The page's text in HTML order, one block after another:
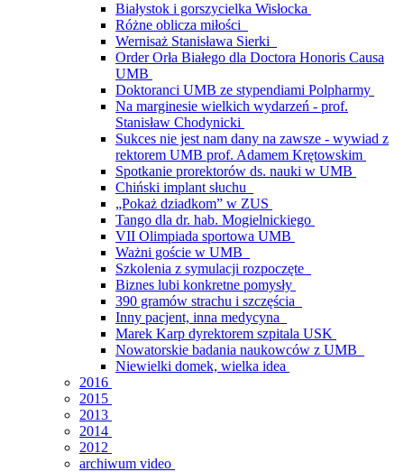
Białystok i gorszycielka Wisłocka
Różne oblicza miłości
Wernisaż Stanisława Sierki
Order Orła Białego dla Doctora Honoris Causa
UMB
Doktoranci UMB ze stypendiami Polpharmy
Na marginesie wielkich wydarzeń - prof.
Stanisław Chodynicki
Sukces nie jest nam dany na zawsze - wywiad z
rektorem UMB prof. Adamem Krętowskim
Spotkanie prorektorów ds. nauki w UMB
Chiński implant słuchu
„Pokaż dziadkom” w ZUS
Tango dla dr. hab. Mogielnickiego
VII Olimpiada sportowa UMB
Ważni goście w UMB
Szkolenia z symulacji rozpoczęte
Biznes lubi konkretne pomysły
390 gramów strachu i szczęścia
Inny pacjent, inna medycyna
Marek Karp dyrektorem szpitala USK
Nowatorskie badania naukowców z UMB
Niewielki domek, wielka idea
2016
2015
2013
2014
2012
archiwum video